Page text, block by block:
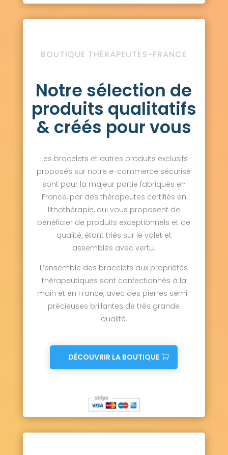
BOUTIQUE THÉRAPEUTES-FRANCE
Notre sélection de
produits qualitatifs
& créés pour vous
Les bracelets et autres produits exclusifs
proposés sur notre e-commerce sécurisé
sont pour la majeur partie fabriqués en
France, par des thérapeutes certifiés en
lithothérapie, qui vous proposent de
bénéficier de produits exceptionnels et de
qualité, étant triés sur le volet et
assemblés avec vertu.
L’ensemble des bracelets aux propriétés
thérapeutiques sont confectionnés à la
main et en France, avec des pierres semi-
précieuses brillantes de très grande
qualité.
DÉCOUVRIR LA BOUTIQUE